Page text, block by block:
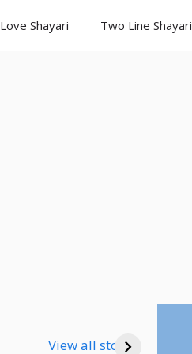
Love Shayari Two Line Shayari
View all storiesShayari